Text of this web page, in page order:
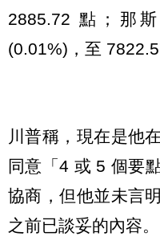
2885.72 點；那
(0.01%)，至
川普稱，現在是他
同意「4 或 5 個要
協商，但他並未言
之前已談妥的內容。